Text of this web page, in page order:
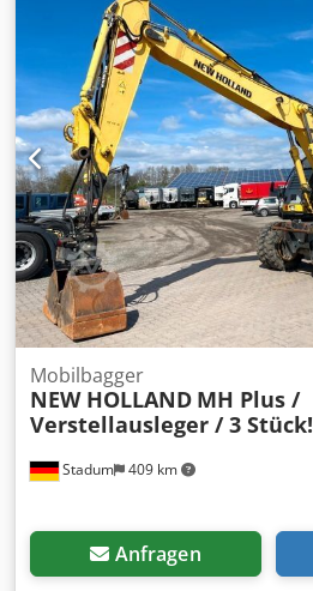
Stadum 409 km
Mobilbagger
NEW HOLLAND MH Plus /
Verstellausleger / 3 Stück!
Anfragen